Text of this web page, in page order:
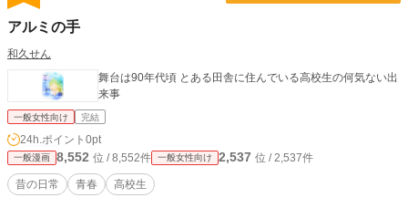
アルミの手
和久せん
舞台は90年代頃 とある田舎に住んでいる高校生の何気ない出
来事
一般女性向け 完結
24h.ポイント 0pt
一般漫画 8,552 位 / 8,552件 一般女性向け 2,537 位 / 2,537件
昔の日常 青春 高校生